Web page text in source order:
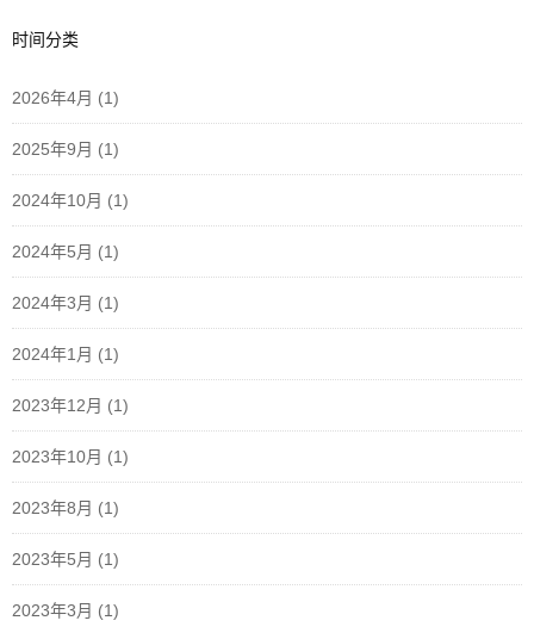
时间分类
2026年4月 (1)
2025年9月 (1)
2024年10月 (1)
2024年5月 (1)
2024年3月 (1)
2024年1月 (1)
2023年12月 (1)
2023年10月 (1)
2023年8月 (1)
2023年5月 (1)
2023年3月 (1)